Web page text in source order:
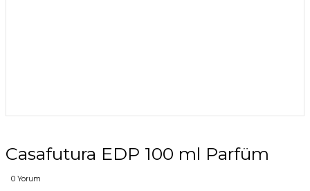
Casafutura EDP 100 ml Parfüm
0 Yorum